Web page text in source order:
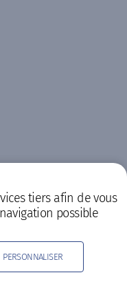
tiers afin de vous
possible
PERSONNALISER